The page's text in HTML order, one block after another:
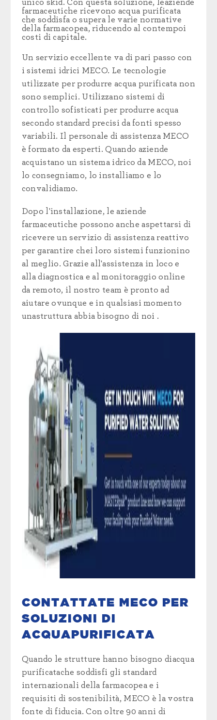
unico skid. Con questa soluzione, leaziende
farmaceutiche ricevono acqua purificata
che soddisfa o supera le varie normative
della farmacopea, riducendo al contempoi
costi di capitale.
Un servizio eccellente va di pari passo con
i sistemi idrici MECO. Le tecnologie
utilizzate per produrre acqua purificata non
sono semplici. Utilizzano sistemi di
controllo sofisticati per produrre acqua
secondo standard precisi da fonti spesso
variabili. Il personale di assistenza MECO
è formato da esperti.Quando aziende
acquistano un sistema idrico da MECO, noi
lo consegniamo, lo installiamo e lo
convalidiamo.
Dopo l'installazione, le aziende
farmaceutiche possono anche aspettarsi di
ricevere un servizio di assistenza reattivo
per garantire chei loro sistemi funzionino
al meglio. Grazie all'assistenza in loco e
alla diagnostica e al monitoraggio online
da remoto, il nostro team è pronto ad
aiutare ovunque e in qualsiasi momento
unastruttura abbia bisogno di noi .
CONTATTATE MECO
PER
SOLUZIONI DI
ACQUA PURIFICATA
Quando le strutture hanno bisogno diacqua
purificatache soddisfi gli standard
internazionali della farmacopea e i
requisiti di sostenibilità, MECO è la vostra
fonte di fiducia. Con oltre 90 anni di